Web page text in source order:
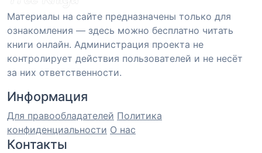
Материалы на сайте предназначены только для
ознакомления — здесь можно бесплатно читать
книги онлайн. Администрация проекта не
контролирует действия пользователей и не несёт
за них ответственности.
Информация
Для правообладателей Политика
конфиденциальности О нас
Контакты